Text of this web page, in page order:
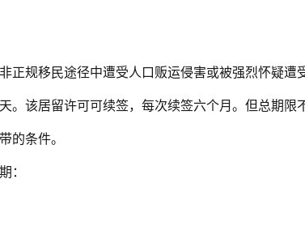
规移民途径中遭受人口贩运侵害或被强烈怀疑遭
该居留许可可续签，每次续签六个月。但总期限
的条件。
：